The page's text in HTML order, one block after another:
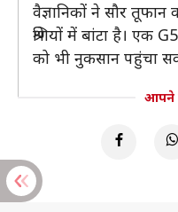
वैज्ञानिकों ने सौर
श्रेणियों में बांटा है। एक
को भी नुकसान पहुंचा
आपने